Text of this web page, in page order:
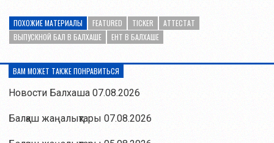
ПОХОЖИЕ МАТЕРИАЛЫ FEATURED TICKER
АТТЕСТАТ
ВЫПУСКНОЙ БАЛ В БАЛХАШЕ
ЕНТ В БАЛХАШЕ
ВАМ МОЖЕТ ТАКЖЕ ПОНРАВИТЬСЯ
Новости Балхаша 07.08.2026
Балқаш жаңалықтары 07.08.2026